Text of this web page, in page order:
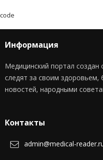
code
Информация
Медицинский портал
следят за своим здоровьем,
новостей, народными
Контакты
admin@medical-